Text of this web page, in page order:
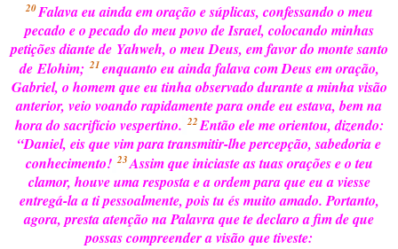
20Falava eu ainda em oração e súplicas, confessando o meu
pecado e o pecado do meu povo de Israel, colocando minhas
petições diante de Yahweh, o meu Deus, em favor do monte santo
de Elohim; 21enquanto eu ainda falava com Deus em oração,
Gabriel, o homem que eu tinha observado durante a minha visão
anterior, veio voando rapidamente para onde eu estava, bem na
hora do sacrifício vespertino. 22Então ele me orientou, dizendo:
“Daniel, eis que vim para transmitir-lhe percepção, sabedoria e
conhecimento! 23Assim que iniciaste as tuas orações e o teu
clamor, houve uma resposta e a ordem para que eu a viesse
entregá-la a ti pessoalmente, pois tu és muito amado. Portanto,
agora, presta atenção na Palavra que te declaro a fim de que
possas compreender a visão que tiveste: